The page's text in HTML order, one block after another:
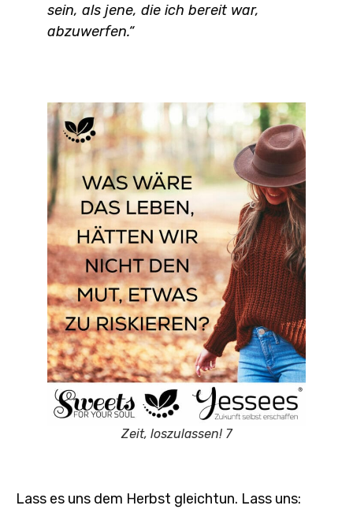
sein, als jene, die ich bereit war,
abzuwerfen.“
Zeit, loszulassen! 7
Lass es uns dem Herbst gleichtun. Lass uns: